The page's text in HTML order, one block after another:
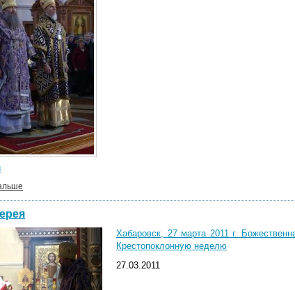
Хабаровск, 27 марта 2011 г.
Крестопоклонную неделю
27.03.2011